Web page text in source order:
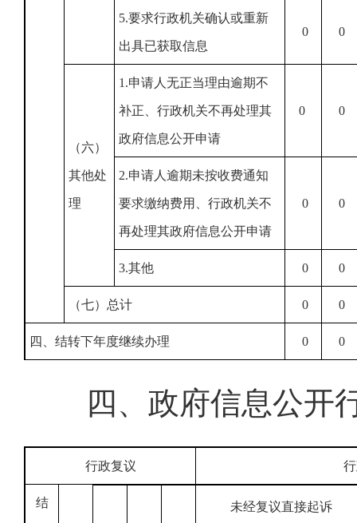
5.要求行政机关确认或重新
出具已获取信息
0 0
（六）
其他处
理
1.申请人无正当理由逾期不
补正、行政机关不再处理其
政府信息公开申请
0 0
2.申请人逾期未按收费通知
要求缴纳费用、行政机关不
再处理其政府信息公开申请
0 0
3.其他 0 0
（七）总计 0 0
四、结转下年度继续办理 0 0
四、政府信息公开
行政复议
结 未经复议直接起诉